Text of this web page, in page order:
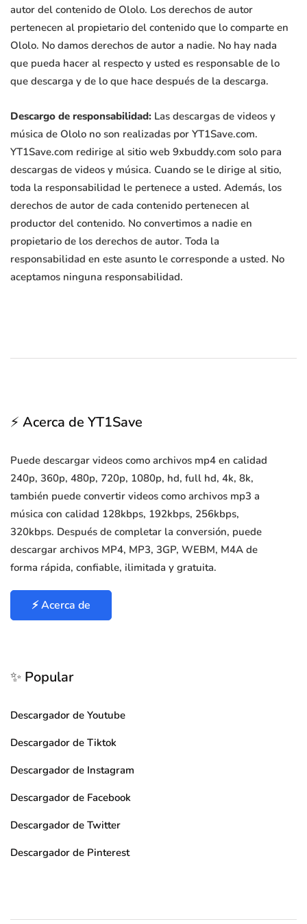
autor del contenido de Ololo. Los derechos de autor
pertenecen al propietario del contenido que lo comparte en
Ololo. No damos derechos de autor a nadie. No hay nada
que pueda hacer al respecto y usted es responsable de lo
que descarga y de lo que hace después de la descarga.
Descargo de responsabilidad: Las descargas de videos y
música de Ololo no son realizadas por YT1Save.com.
YT1Save.com redirige al sitio web 9xbuddy.com solo para
descargas de videos y música. Cuando se le dirige al sitio,
toda la responsabilidad le pertenece a usted. Además, los
derechos de autor de cada contenido pertenecen al
productor del contenido. No convertimos a nadie en
propietario de los derechos de autor. Toda la
responsabilidad en este asunto le corresponde a usted. No
aceptamos ninguna responsabilidad.
⚡ Acerca de YT1Save
Puede descargar videos como archivos mp4 en calidad
240p, 360p, 480p, 720p, 1080p, hd, full hd, 4k, 8k,
también puede convertir videos como archivos mp3 a
música con calidad 128kbps, 192kbps, 256kbps,
320kbps. Después de completar la conversión, puede
descargar archivos MP4, MP3, 3GP, WEBM, M4A de
forma rápida, confiable, ilimitada y gratuita.
⚡ Acerca de
✨ Popular
Descargador de Youtube
Descargador de Tiktok
Descargador de Instagram
Descargador de Facebook
Descargador de Twitter
Descargador de Pinterest